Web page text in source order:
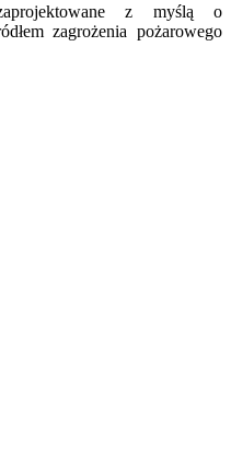
z myślą o
zagrożenia pożarowego